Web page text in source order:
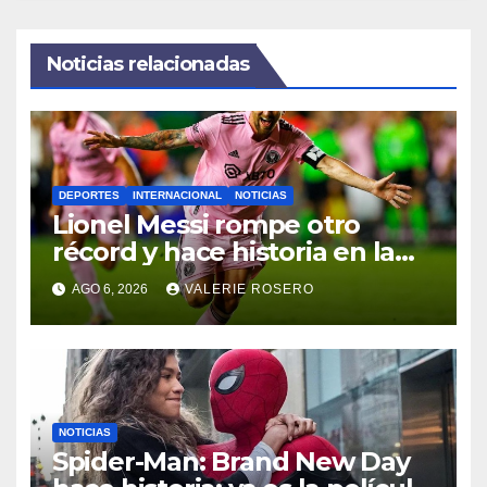
Noticias relacionadas
DEPORTES INTERNACIONAL NOTICIAS
Lionel Messi rompe otro
récord y hace historia en la
Leagues Cup con Inter Miami
AGO 6, 2026 VALERIE ROSERO
NOTICIAS
Spider-Man: Brand New Day